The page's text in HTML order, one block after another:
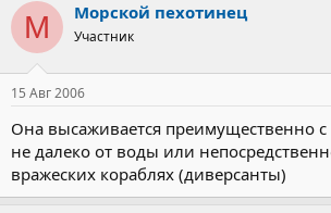
М Морской пехотинец
Участник
15 Авг 2006
Она высаживается преимущественно с
не далеко от воды или
вражеских кораблях (диверсанты)